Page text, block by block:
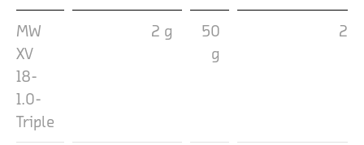
MW
XV
18-
1.0-
Triple
2 g
50
g